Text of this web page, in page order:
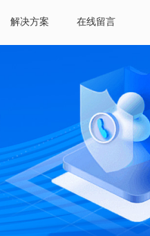
解决方案 在线留言